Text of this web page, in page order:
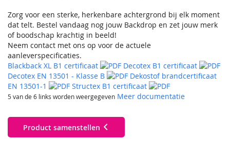
Zorg voor een sterke, herkenbare achtergrond bij elk moment
dat telt. Bestel vandaag nog jouw Backdrop en zet jouw merk
of boodschap krachtig in beeld!
Neem contact met ons op voor de actuele
aanleverspecificaties.
Blackback XL B1 certificaat
Decotex B1 certificaat
Decotex EN 13501 - Klasse B
Dekostof brandcertificaat
EN 13501-1
Structex B1 certificaat
5 van de 6 links worden weergegeven Meer documentatie
Product samenstellen